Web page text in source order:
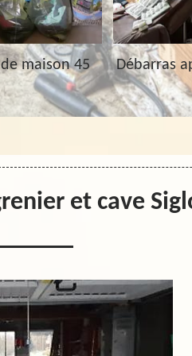
maison 45 Débarras
et cave